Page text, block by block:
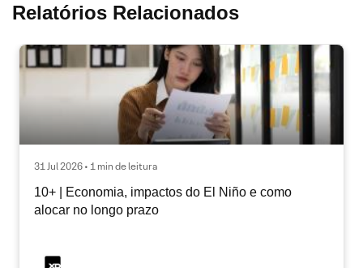
Relatórios Relacionados
31 Jul 2026 • 1 min de leitura
10+ | Economia, impactos do El Niño e como
alocar no longo prazo